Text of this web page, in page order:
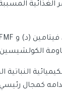
الغذائية
كمجال